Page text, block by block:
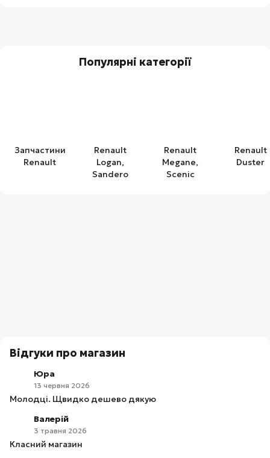
Популярні категорії
Запчастини
Renault
Renault
Logan,
Sandero
Renault
Megane,
Scenic
Renault
Duster
Відгуки про магазин
Юра
13 червня 2026
Молодці. Щвидко дешево дякую
Валерій
3 травня 2026
Класний магазин